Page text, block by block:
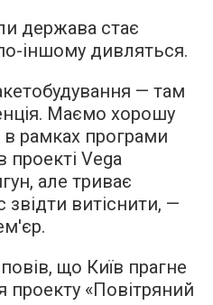
держава стає
іншому дивляться.
— там
Маємо хорошу
рамках програми
проекті Vega
але триває
витіснити, —
що Київ прагне
проекту «Повітряний